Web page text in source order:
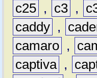
c25 , c3 ,
caddy ,
camaro ,
captiva ,